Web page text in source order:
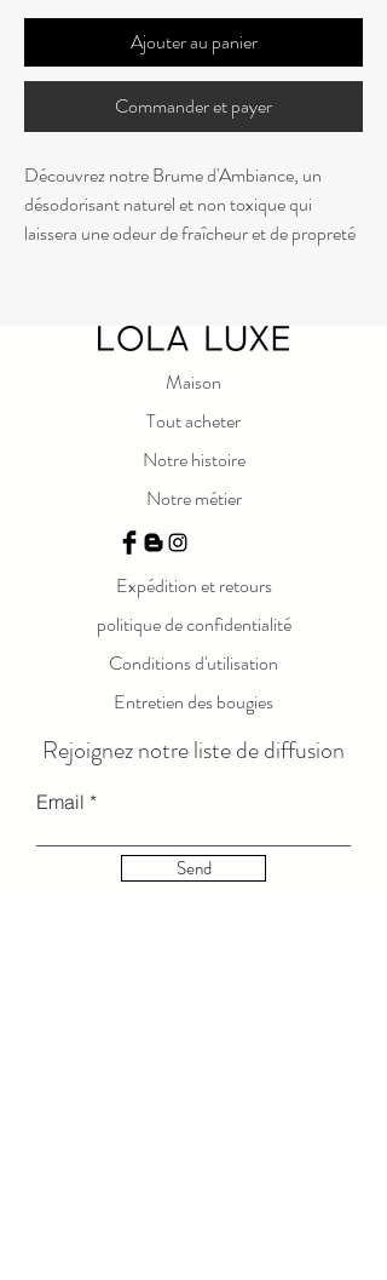
Ajouter au panier
Commander et payer
Découvrez notre Brume d'Ambiance, un
désodorisant naturel et non toxique qui
laissera une odeur de fraîcheur et de propreté
synthétiques, cette brume est idéale pour
ceux qui recherchent un parfum 100 %
naturel. Notre engagement envers des
produits respectueux de l'environnement
garantit que notre Brume d'Ambiance ne nuit
ni à la planète ni à votre santé. Alors, n'hésitez
plus et vaporisez, en toute conscience, pour
un choix responsable, pour votre maison et
pour la planète.
Maison
Tout acheter
Notre histoire
Notre métier
Expédition et retours
politique de confidentialité
Conditions d'utilisation
Entretien des bougies
Rejoignez notre liste de diffusion
Email
Send